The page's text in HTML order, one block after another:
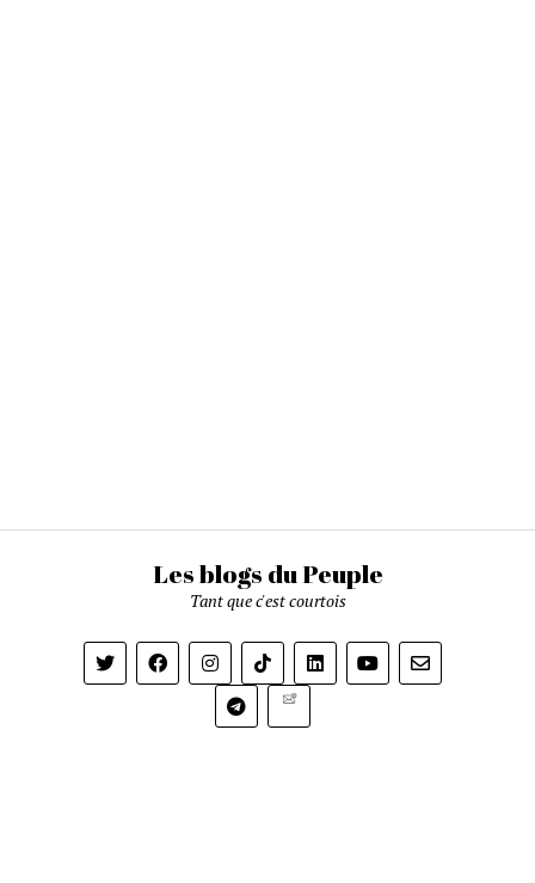
Les blogs du Peuple
Tant que c'est courtois